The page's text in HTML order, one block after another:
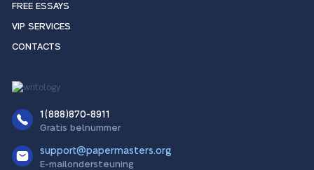
FREE ESSAYS
VIP SERVICES
CONTACTS
1(888)870-8911
Gratis belnummer
support@papermasters.org
E-mailondersteuning